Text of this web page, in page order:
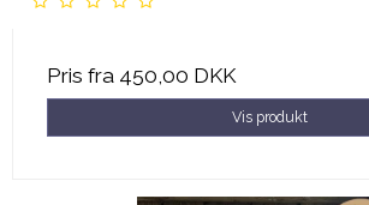
Pris fra 450,00 DKK
Vis produkt